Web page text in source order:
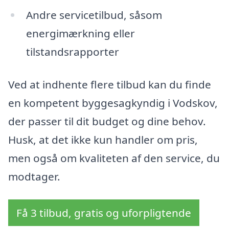
Andre servicetilbud, såsom
energimærkning eller
tilstandsrapporter
Ved at indhente flere tilbud kan du finde
en kompetent byggesagkyndig i Vodskov,
der passer til dit budget og dine behov.
Husk, at det ikke kun handler om pris,
men også om kvaliteten af den service, du
modtager.
Få 3 tilbud, gratis og uforpligtende